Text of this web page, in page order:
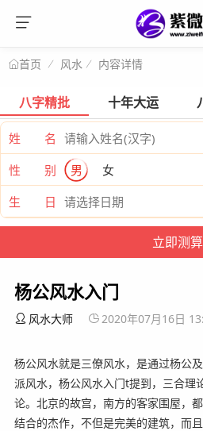
首页 风水 内容详情
八字精批 十年大运
姓 名
性 别
男
女
生 日
杨公风水入门
风水大师 2020年07月16日
杨公风水就是三僚风水，是通过杨公
派风水，杨公风水入门t提到，三合理
论。北京的故宫，南方的客家围屋，
结合的杰作，不但是完美的建筑，而